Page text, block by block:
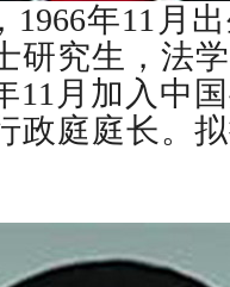
1966年11 月
研究生，法
11 月加入中
政庭庭长。